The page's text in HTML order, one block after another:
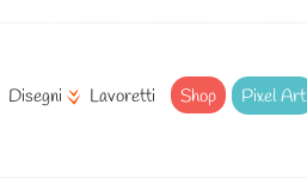
Disegni Lavoretti Shop Pixel Art